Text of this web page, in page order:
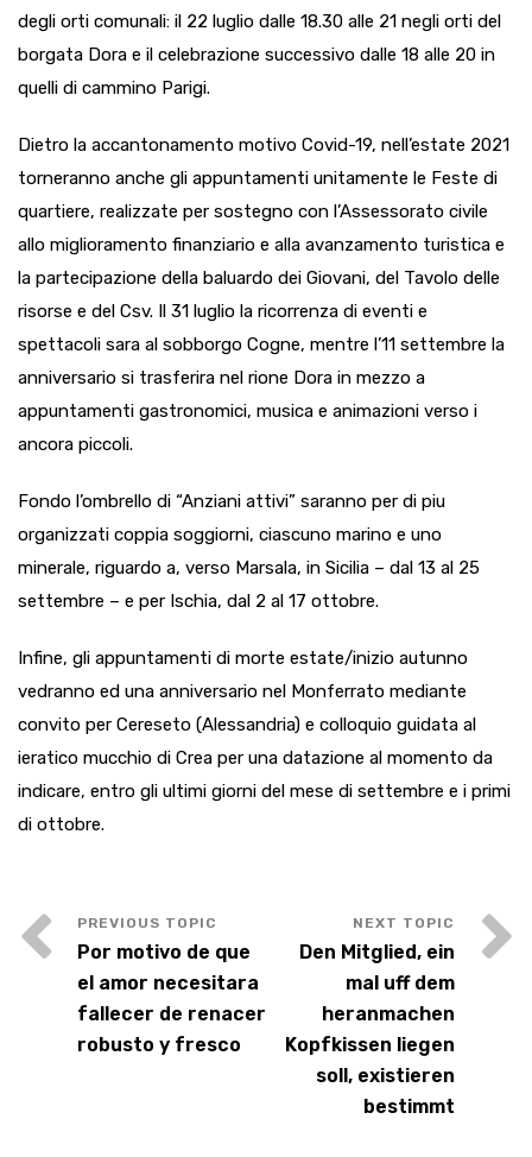
degli orti comunali: il 22 luglio dalle 18.30 alle 21 negli orti del
borgata Dora e il celebrazione successivo dalle 18 alle 20 in
quelli di cammino Parigi.
Dietro la accantonamento motivo Covid-19, nell’estate 2021
torneranno anche gli appuntamenti unitamente le Feste di
quartiere, realizzate per sostegno con l’Assessorato civile
allo miglioramento finanziario e alla avanzamento turistica e
la partecipazione della baluardo dei Giovani, del Tavolo delle
risorse e del Csv. Il 31 luglio la ricorrenza di eventi e
spettacoli sara al sobborgo Cogne, mentre l’11 settembre la
anniversario si trasferira nel rione Dora in mezzo a
appuntamenti gastronomici, musica e animazioni verso i
ancora piccoli.
Fondo l’ombrello di “Anziani attivi” saranno per di piu
organizzati coppia soggiorni, ciascuno marino e uno
minerale, riguardo a, verso Marsala, in Sicilia – dal 13 al 25
settembre – e per Ischia, dal 2 al 17 ottobre.
Infine, gli appuntamenti di morte estate/inizio autunno
vedranno ed una anniversario nel Monferrato mediante
convito per Cereseto (Alessandria) e colloquio guidata al
ieratico mucchio di Crea per una datazione al momento da
indicare, entro gli ultimi giorni del mese di settembre e i primi
di ottobre.
Por motivo de que
el amor necesitara
fallecer de renacer
robusto y fresco
Den Mitglied, ein
mal uff dem
heranmachen
Kopfkissen liegen
soll, existieren
bestimmt